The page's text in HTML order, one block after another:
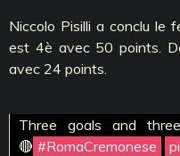
Niccolo Pisilli a conclu le
est 4è avec 50 points.
avec 24 points.
Three goals and
🔴 #RomaCremonese